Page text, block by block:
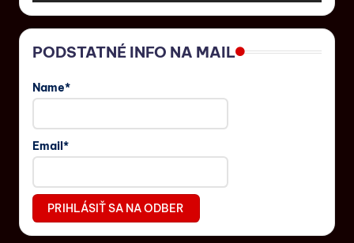
PODSTATNÉ INFO NA MAIL
Name*
Email*